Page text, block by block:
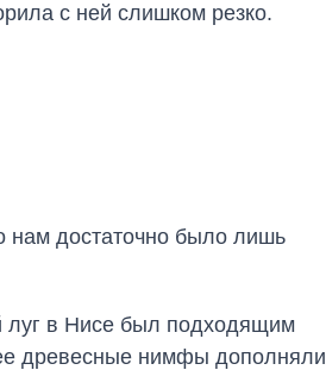
с ней слишком резко.
нам достаточно было лишь
луг в Нисе был подходящим
древесные нимфы дополняли